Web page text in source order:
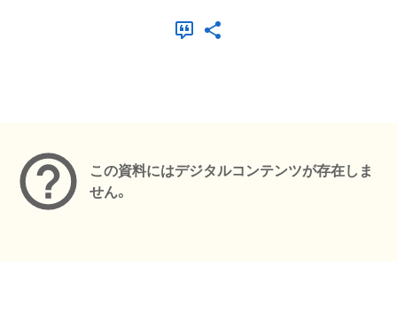
この資料にはデジタルコンテンツが存在しま
せん。